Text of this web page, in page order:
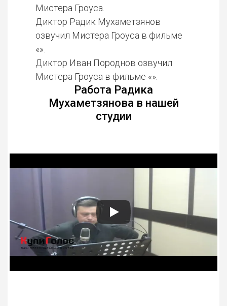
Мистера Гроуса.
Диктор Радик Мухаметзянов
озвучил Мистера Гроуса в фильме
«».
Диктор Иван Породнов озвучил
Мистера Гроуса в фильме «».
Работа Радика
Мухаметзянова в нашей
студии